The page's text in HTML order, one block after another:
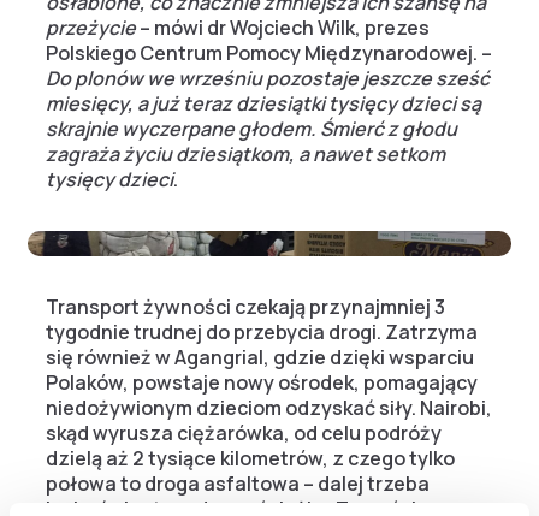
przeżycie– mówi dr Wojciech Wilk, prezes
Polskiego Centrum Pomocy Międzynarodowej. –
Do plonów we wrześniu pozostaje jeszcze sześć
miesięcy, a już teraz dziesiątki tysięcy dzieci są
skrajnie wyczerpane głodem. Śmierć z głodu
zagraża życiu dziesiątkom, a nawet setkom
tysięcy dzieci.
Transport żywności czekają przynajmniej 3
tygodnie trudnej do przebycia drogi. Zatrzyma
się również w Agangrial, gdzie dzięki wsparciu
Polaków, powstaje nowy ośrodek, pomagający
niedożywionym dzieciom odzyskać siły. Nairobi,
skąd wyrusza ciężarówka, od celu podróży
dzielą aż 2 tysiące kilometrów, z czego tylko
połowa to droga asfaltowa – dalej trzeba
jechać nieutwardzoną ścieżką. To wyścig z